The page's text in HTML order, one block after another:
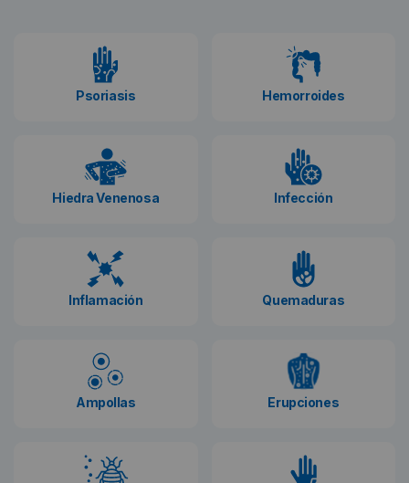
Psoriasis Hemorroides
Hiedra Venenosa Infección
Inflamación Quemaduras
Ampollas Erupciones